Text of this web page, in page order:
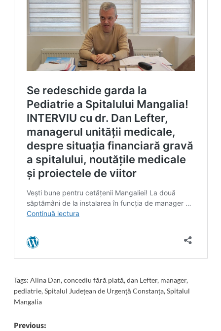
Tags: Alina Dan,concediu fără plată,dan Lefter, manager,
pediatrie,Spitalul Județean de Urgență Constanța,Spitalul
Mangalia
Previous: